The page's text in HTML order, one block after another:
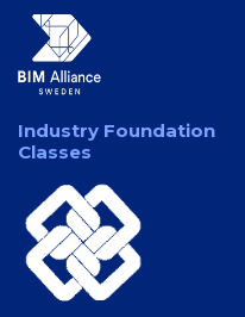
Industry Foundation
Classes